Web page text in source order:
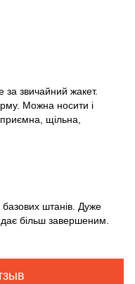
за звичайний жакет.
Можна носити і
щільна,
штанів. Дуже
більш завершеним.